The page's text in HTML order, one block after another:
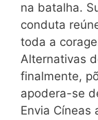
na batalha.
conduta
toda a
Alternativas
finalmente,
apodera-se
Envia Cíneas